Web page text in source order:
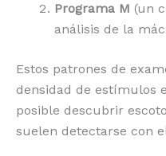
Programa M (un
análisis de la
Estos patrones de
densidad de estímulos
posible descubrir
suelen detectarse con